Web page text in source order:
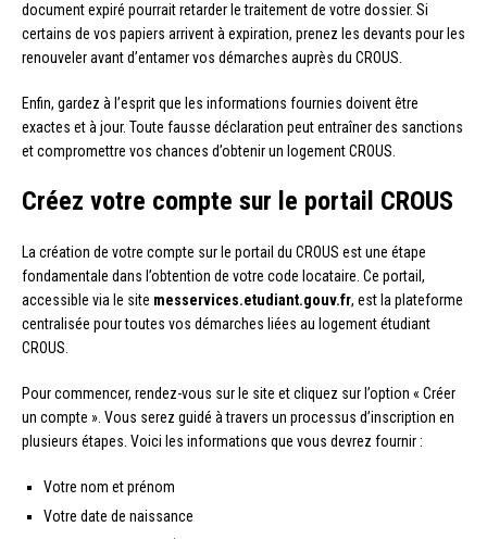
document expiré pourrait retarder le traitement de votre dossier. Si
certains de vos papiers arrivent à expiration, prenez les devants pour les
renouveler avant d’entamer vos démarches auprès du CROUS.
Enfin, gardez à l’esprit que les informations fournies doivent être
exactes et à jour. Toute fausse déclaration peut entraîner des sanctions
et compromettre vos chances d’obtenir un logement CROUS.
Créez votre compte sur le portail CROUS
La création de votre compte sur le portail du CROUS est une étape
fondamentale dans l’obtention de votre code locataire. Ce portail,
accessible via le site messervices.etudiant.gouv.fr, est la plateforme
centralisée pour toutes vos démarches liées au logement étudiant
CROUS.
Pour commencer, rendez-vous sur le site et cliquez sur l’option « Créer
un compte ». Vous serez guidé à travers un processus d’inscription en
plusieurs étapes. Voici les informations que vous devrez fournir :
Votre nom et prénom
Votre date de naissance